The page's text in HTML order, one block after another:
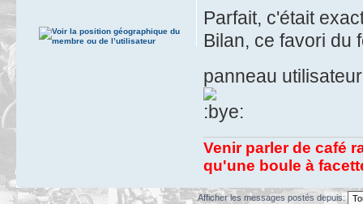
Parfait, c'était
Bilan, ce favori du
panneau
Venir parler de café
qu'une boule à
Afficher les messages postés depuis: